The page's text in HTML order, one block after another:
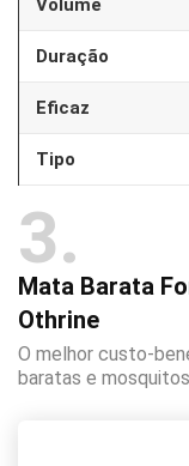
Volume
Duração
Eficaz
Tipo
3
Mata Barata
Othrine
O melhor custo-
baratas e mosquitos.